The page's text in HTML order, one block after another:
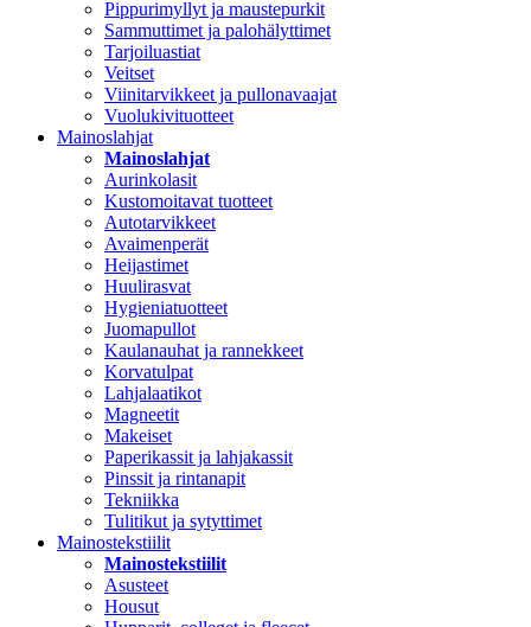
Pippurimyllyt ja maustepurkit
Sammuttimet ja palohälyttimet
Tarjoiluastiat
Veitset
Viinitarvikkeet ja pullonavaajat
Vuolukivituotteet
Mainoslahjat
Mainoslahjat
Aurinkolasit
Kustomoitavat tuotteet
Autotarvikkeet
Avaimenperät
Heijastimet
Huulirasvat
Hygieniatuotteet
Juomapullot
Kaulanauhat ja rannekkeet
Korvatulpat
Lahjalaatikot
Magneetit
Makeiset
Paperikassit ja lahjakassit
Pinssit ja rintanapit
Tekniikka
Tulitikut ja sytyttimet
Mainostekstiilit
Mainostekstiilit
Asusteet
Housut